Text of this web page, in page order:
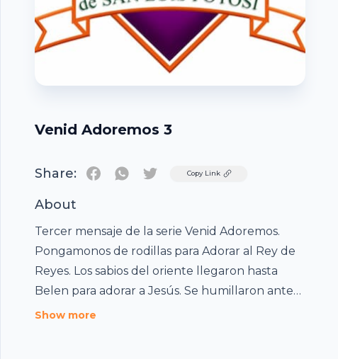
Venid Adoremos 3
Share: TwitterCopy Link
About
Tercer mensaje de la serie Venid Adoremos.
Pongamonos de rodillas para Adorar al Rey de
Reyes. Los sabios del oriente llegaron hasta
Belen para adorar a Jesús. Se humillaron ante
el, para darle honra y gloria al Hijo de Dios.
Show more
Footer